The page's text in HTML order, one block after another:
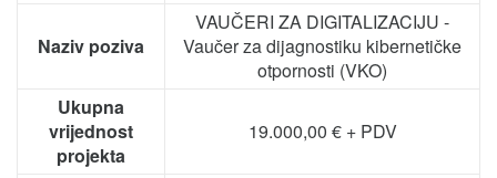
Naziv poziva
VAUČERI ZA DIGITALIZACIJU -
Vaučer za dijagnostiku kibernetičke
otpornosti (VKO)
Ukupna
vrijednost
projekta
19.000,00 € + PDV